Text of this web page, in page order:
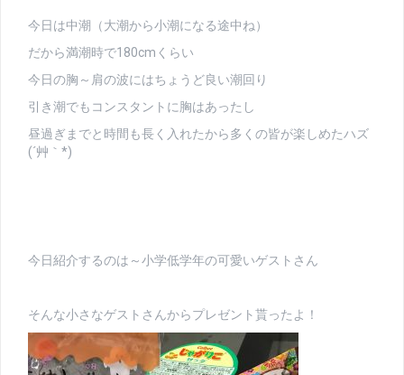
今日は中潮（大潮から小潮になる途中ね）
だから満潮時で180cmくらい
今日の胸～肩の波にはちょうど良い潮回り
引き潮でもコンスタントに胸はあったし
昼過ぎまでと時間も長く入れたから多くの皆が楽しめたハズ
(´艸｀*)
今日紹介するのは～小学低学年の可愛いゲストさん
そんな小さなゲストさんからプレゼント貰ったよ！